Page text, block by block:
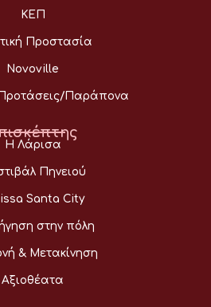
ΚΕΠ
Προστασία
Novoville
Παράπονα
Η Λάρισα
Πηνειού
Santa City
στην πόλη
& Μετακίνηση
Αξιοθέατα